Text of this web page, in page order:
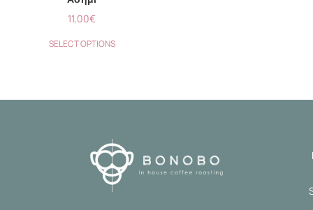
11,00€
SELECT OPTIONS